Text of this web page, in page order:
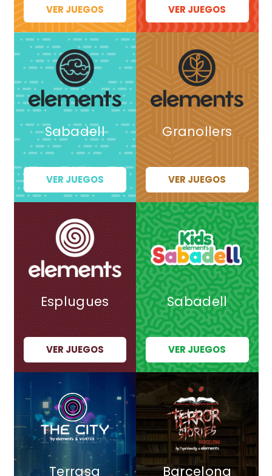
VER JUEGOS VER JUEGOS
Sabadell
VER JUEGOS
Granollers
VER JUEGOS
Esplugues
VER JUEGOS
Sabadell
VER JUEGOS
Terrasa Barcelona